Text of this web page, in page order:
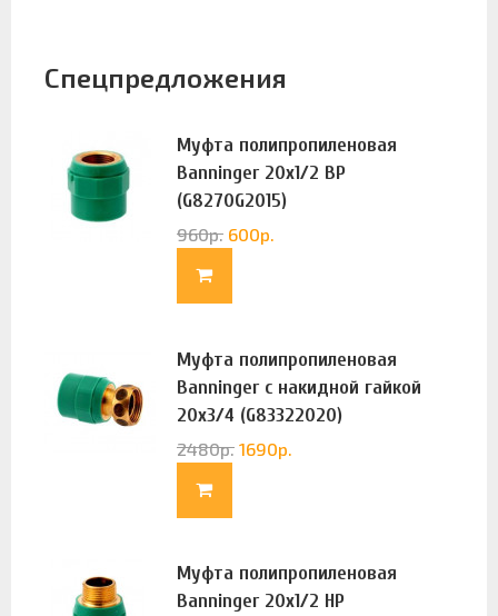
Спецпредложения
Муфта полипропиленовая
Banninger 20х1/2 ВР
(G8270G2015)
960р. 600р.
Муфта полипропиленовая
Banninger с накидной гайкой
20х3/4 (G83322020)
2480р. 1690р.
Муфта полипропиленовая
Banninger 20х1/2 НР